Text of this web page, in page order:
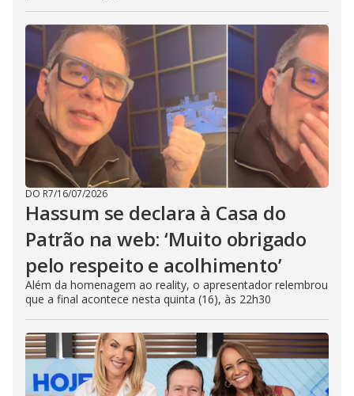
DO R7/16/07/2026
Hassum se declara à Casa do
Patrão na web: ‘Muito obrigado
pelo respeito e acolhimento’
Além da homenagem ao reality, o apresentador relembrou
que a final acontece nesta quinta (16), às 22h30